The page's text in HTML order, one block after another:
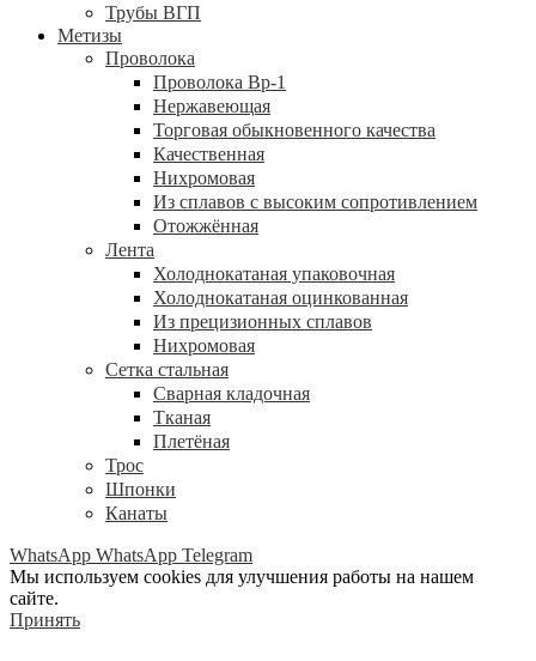
Трубы ВГП
Метизы
Проволока
Проволока Вр-1
Нержавеющая
Торговая обыкновенного качества
Качественная
Нихромовая
Из сплавов с высоким сопротивлением
Отожжённая
Лента
Холоднокатаная упаковочная
Холоднокатаная оцинкованная
Из прецизионных сплавов
Нихромовая
Сетка стальная
Сварная кладочная
Тканая
Плетёная
Трос
Шпонки
Канаты
WhatsApp WhatsApp Telegram
Мы используем cookies для улучшения работы на нашем
сайте.
Принять